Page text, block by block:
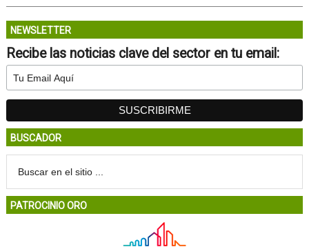
NEWSLETTER
Recibe las noticias clave del sector en tu email:
BUSCADOR
PATROCINIO ORO